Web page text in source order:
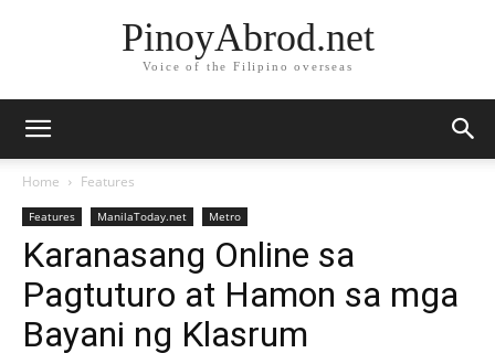
PinoyAbrod.net
Voice of the Filipino overseas
Home Features
Features ManilaToday.net Metro
Karanasang Online sa
Pagtuturo at Hamon sa mga
Bayani ng Klasrum